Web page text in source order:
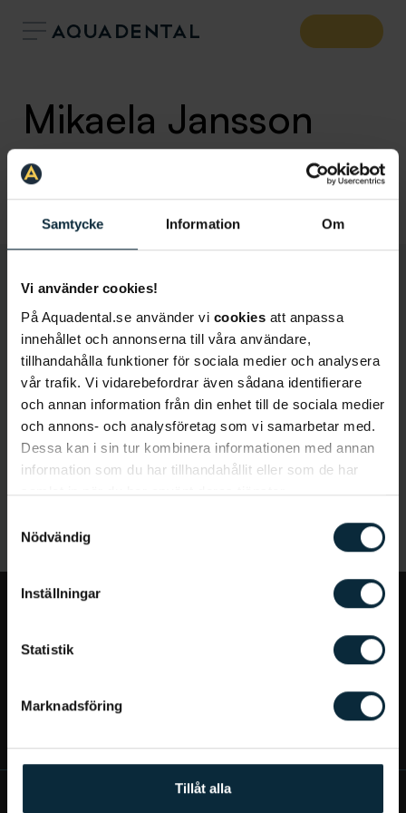
Samtycke Information Om
Vi använder cookies!
På Aquadental.se använder vi cookies att anpassa
innehållet och annonserna till våra användare,
tillhandahålla funktioner för sociala medier och analysera
vår trafik. Vi vidarebefordrar även sådana identifierare
och annan information från din enhet till de sociala medier
och annons- och analysföretag som vi samarbetar med.
Dessa kan i sin tur kombinera informationen med annan
information som du har tillhandahållit eller som de har
samlat in när du har använt deras tjänster.
Nödvändig
Inställningar
Statistik
Marknadsföring
Tillåt alla
Mikaela Jansson
Tandsköterska
Klinik: